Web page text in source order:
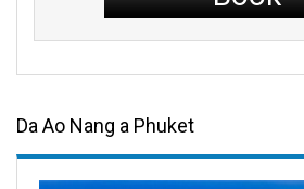
Da Ao Nang a Phuket